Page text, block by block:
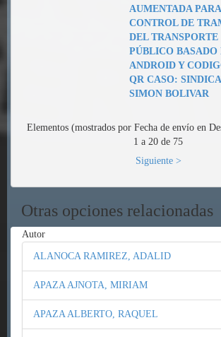
AUMENTADA
CONTROL DE
DEL TRANSPORTE
PÚBLICO BASADO
ANDROID Y
QR CASO:
SIMON BOLIVAR
Elementos (mostrados por Fecha de envío en
1 a 20 de 75
Siguiente >
Otras opciones relacionadas
Autor
ALANOCA RAMIREZ, ADALID
APAZA AJNOTA, MIRIAM
APAZA ALBERTO, RAQUEL